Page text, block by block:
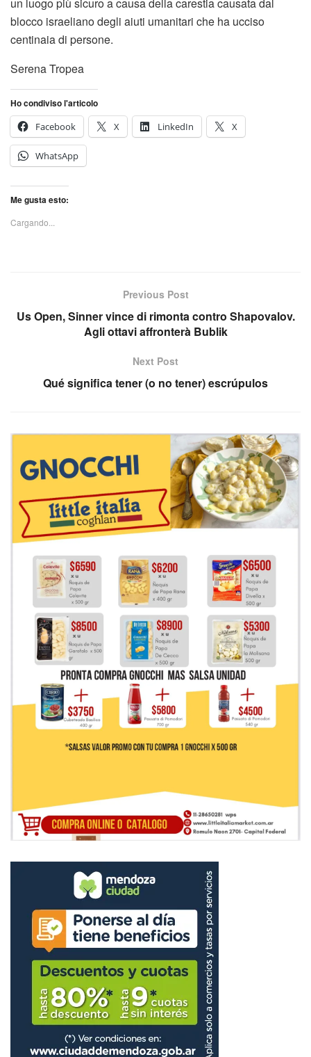
un luogo più sicuro a causa della carestia causata dal
blocco israeliano degli aiuti umanitari che ha ucciso
centinaia di persone.
Serena Tropea
Ho condiviso l'articolo
Facebook
X LinkedIn X
WhatsApp
Me gusta esto:
Cargando...
Previous Post
Us Open, Sinner vince di rimonta contro Shapovalov.
Agli ottavi affronterà Bublik
Next Post
Qué significa tener (o no tener) escrúpulos